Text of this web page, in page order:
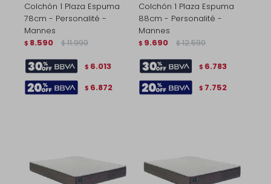
Colchón 1 Plaza Espuma
78cm - Personalité -
Mannes
$ 8.590 $ 11.990
$ 6.013
$ 6.872
Colchón 1 Plaza Espuma
88cm - Personalité -
Mannes
$ 9.690 $ 12.590
$ 6.783
$ 7.752